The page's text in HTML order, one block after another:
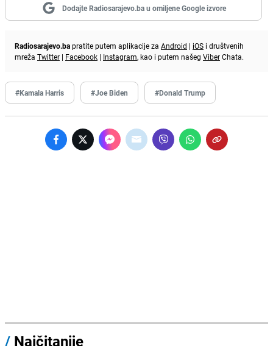
Dodajte Radiosarajevo.ba u omiljene Google izvore
Radiosarajevo.bapratite putem aplikacije za Android | iOS i društvenih
mreža Twitter | Facebook | Instagram, kao i putem našeg ViberChata.
#Kamala Harris #Joe Biden #Donald Trump
/ Najčitanije